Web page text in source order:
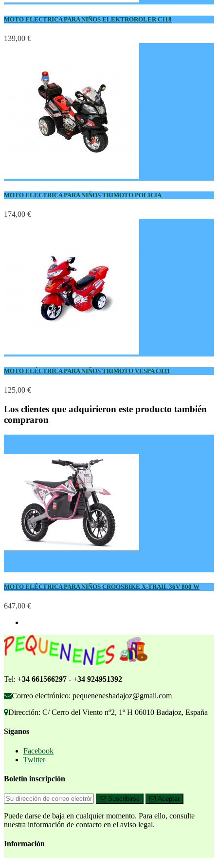
MOTO ELECTRICA PARA NIÑOS ELEKTROROLER C118
139,00 €
MOTO ELECTRICA PARA NIÑOS TRIMOTO POLICIA
174,00 €
MOTO ELÉCTRICA PARA NIÑOS TRIMOTO VESPA C031
125,00 €
Los clientes que adquirieron este producto también
compraron
MOTO ELÉCTRICA PARA NIÑOS CROOSBIKE X-TRAIL 36V 800 W
647,00 €
Tel: +34 661566297 - +34 924951392
Correo electrónico: pequenenesbadajoz@gmail.com
Dirección: C/ Cerro del Viento nº2, 1º H 06010 Badajoz, España
Síganos
Facebook
Twitter
Boletín inscripción
Suscribirse Aceptar
Puede darse de baja en cualquier momento. Para ello, consulte
nuestra información de contacto en el aviso legal.
Información